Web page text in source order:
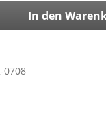
In den
0708